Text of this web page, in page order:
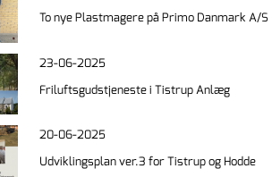
To nye Plastmagere på Primo Danmark A/S
23-06-2025
Friluftsgudstjeneste i Tistrup Anlæg
20-06-2025
Udviklingsplan ver.3 for Tistrup og Hodde